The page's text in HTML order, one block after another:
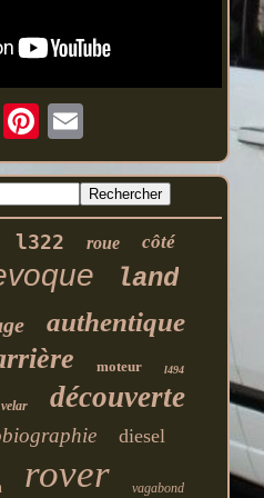
l322 roue côté
land
authentique
moteur l494
velar découverte
diesel
rover vagabond